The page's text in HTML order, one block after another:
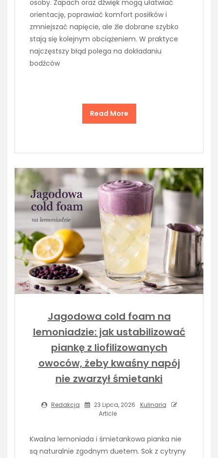
osoby. Zapach oraz dźwięk mogą ułatwiać
orientację, poprawiać komfort posiłków i
zmniejszać napięcie, ale źle dobrane szybko
stają się kolejnym obciążeniem. W praktyce
najczęstszy błąd polega na dokładaniu
bodźców
Read More
Jagodowa cold foam na
lemoniadzie: jak ustabilizować
piankę z liofilizowanych
owoców, żeby kwaśny napój
nie zwarzył śmietanki
Redakcja 23 Lipca, 2026
Kulinaria
Article
Kwaśna lemoniada i śmietankowa pianka nie
są naturalnie zgodnym duetem. Sok z cytryny